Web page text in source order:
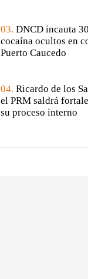
03. DNCD incauta
cocaína ocultos en
Puerto Caucedo
04. Ricardo de los
el PRM saldrá
su proceso interno